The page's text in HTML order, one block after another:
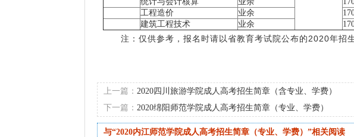
工程造价
业余
建筑工程技术
业余
注：仅供参考，报名时请以省教育考试院公布的2020年招生
上一篇： 2020四川旅游学院成人高考招生简章（含专业、学费）
下一篇： 2020绵阳师范学院成人高考招生简章（专业、学费）
与“2020内江师范学院成人高考招生简章（专业、学费）”相关阅读